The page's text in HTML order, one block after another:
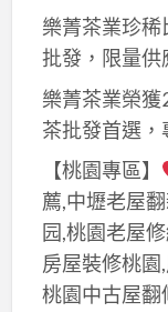
樂菁茶業珍
批發，限量供
樂菁茶業榮
茶批發首選，
【桃園專區】
薦,中壢老屋
园,桃園老屋
房屋裝修桃園
桃園中古屋翻